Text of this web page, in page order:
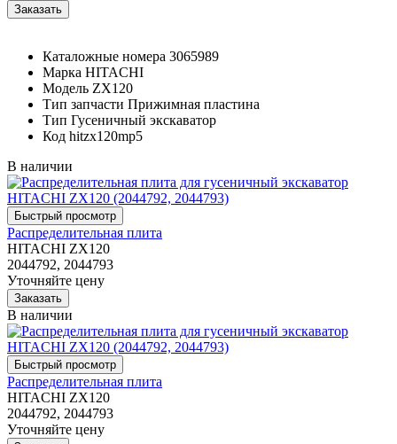
Каталожные номера 3065989
Марка HITACHI
Модель ZX120
Тип запчасти Прижимная пластина
Тип Гусеничный экскаватор
Код hitzx120mp5
В наличии
Распределительная плита
HITACHI ZX120
2044792, 2044793
Уточняйте цену
В наличии
Распределительная плита
HITACHI ZX120
2044792, 2044793
Уточняйте цену